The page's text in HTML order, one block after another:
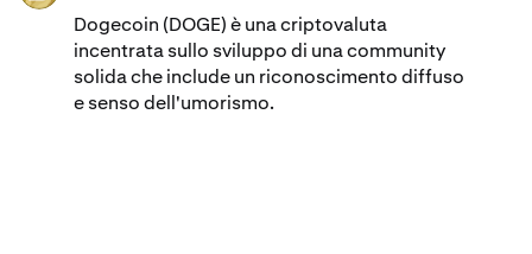
Dogecoin (DOGE) è una criptovaluta
incentrata sullo sviluppo di una community
solida che include un riconoscimento diffuso
e senso dell'umorismo.